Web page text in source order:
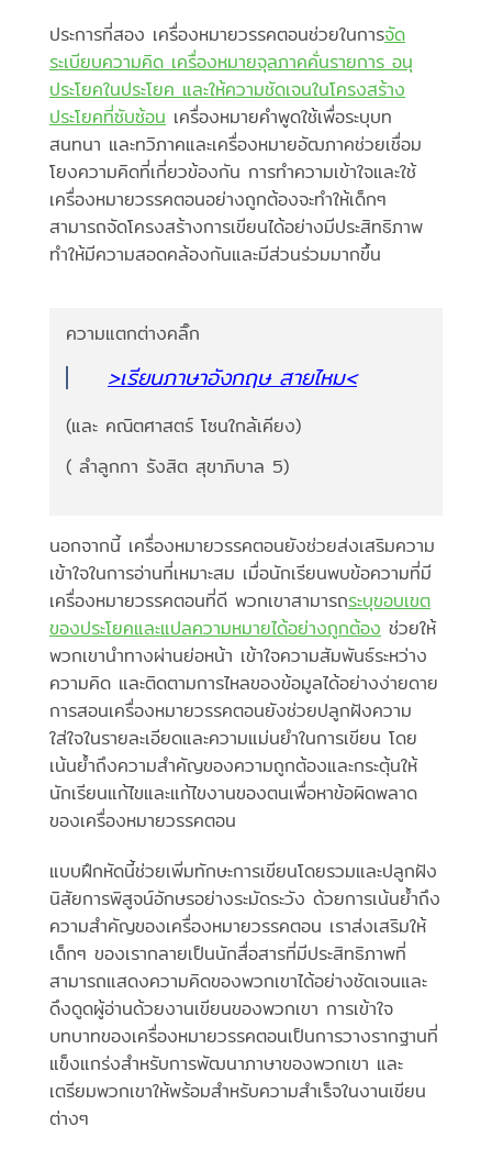
ประการที่สอง เครื่องหมายวรรคตอนช่วยในการจัด
ระเบียบความคิด เครื่องหมายจุลภาคคั่นรายการ อนุ
ประโยคในประโยค และให้ความชัดเจนในโครงสร้าง
ประโยคที่ซับซ้อน เครื่องหมายคำพูดใช้เพื่อระบุบท
สนทนา และทวิภาคและเครื่องหมายอัฒภาคช่วยเชื่อม
โยงความคิดที่เกี่ยวข้องกัน การทำความเข้าใจและใช้
เครื่องหมายวรรคตอนอย่างถูกต้องจะทำให้เด็กๆ
สามารถจัดโครงสร้างการเขียนได้อย่างมีประสิทธิภาพ
ทำให้มีความสอดคล้องกันและมีส่วนร่วมมากขึ้น
ความแตกต่างคลิ๊ก
>เรียนภาษาอังกฤษ สายไหม<
(และ คณิตศาสตร์ โซนใกล้เคียง)
( ลำลูกกา รังสิต สุขาภิบาล 5)
นอกจากนี้ เครื่องหมายวรรคตอนยังช่วยส่งเสริมความ
เข้าใจในการอ่านที่เหมาะสม เมื่อนักเรียนพบข้อความที่มี
เครื่องหมายวรรคตอนที่ดี พวกเขาสามารถระบุขอบเขต
ของประโยคและแปลความหมายได้อย่างถูกต้อง ช่วยให้
พวกเขานำทางผ่านย่อหน้า เข้าใจความสัมพันธ์ระหว่าง
ความคิด และติดตามการไหลของข้อมูลได้อย่างง่ายดาย
การสอนเครื่องหมายวรรคตอนยังช่วยปลูกฝังความ
ใส่ใจในรายละเอียดและความแม่นยำในการเขียน โดย
เน้นย้ำถึงความสำคัญของความถูกต้องและกระตุ้นให้
นักเรียนแก้ไขและแก้ไขงานของตนเพื่อหาข้อผิดพลาด
ของเครื่องหมายวรรคตอน
แบบฝึกหัดนี้ช่วยเพิ่มทักษะการเขียนโดยรวมและปลูกฝัง
นิสัยการพิสูจน์อักษรอย่างระมัดระวัง ด้วยการเน้นย้ำถึง
ความสำคัญของเครื่องหมายวรรคตอน เราส่งเสริมให้
เด็กๆ ของเรากลายเป็นนักสื่อสารที่มีประสิทธิภาพที่
สามารถแสดงความคิดของพวกเขาได้อย่างชัดเจนและ
ดึงดูดผู้อ่านด้วยงานเขียนของพวกเขา การเข้าใจ
บทบาทของเครื่องหมายวรรคตอนเป็นการวางรากฐานที่
แข็งแกร่งสำหรับการพัฒนาภาษาของพวกเขา และ
เตรียมพวกเขาให้พร้อมสำหรับความสำเร็จในงานเขียน
ต่างๆ